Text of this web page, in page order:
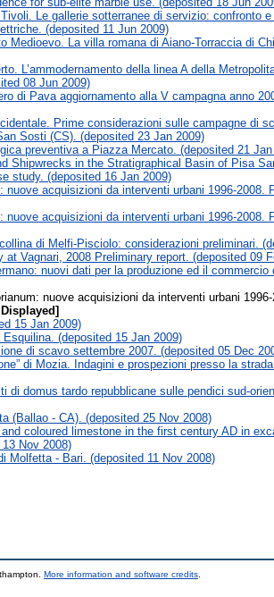
Le gallerie sotterranee di servizio: confronto
(deposited 11 Jun 2009)
Medioevo. La villa romana di Aiano-Torraccia di
L’ammodernamento della linea A della
08 Jun 2009)
di Pava aggiornamento alla V campagna anno
Prime considerazioni sulle campagne di
Sosti (CS). (deposited 23 Jan 2009)
preventiva a Piazza Mercato. (deposited 21
Shipwrecks in the Stratigraphical Basin of Pisa
study. (deposited 16 Jan 2009)
acquisizioni da interventi urbani 1996-2008.
acquisizioni da interventi urbani 1996-2008.
di Melfi-Pisciolo: considerazioni preliminari.
Vagnari, 2008 Preliminary report. (deposited 09
nuovi dati per la produzione ed il commercio
nuove acquisizioni da interventi urbani 1996-
15 Jan 2009)
(deposited 15 Jan 2009)
di scavo settembre 2007. (deposited 05 Dec
di Mozia. Indagini e prospezioni presso la
di domus tardo repubblicane sulle pendici sud-
(Ballao - CA). (deposited 25 Nov 2008)
coloured limestone in the first century AD in
Nov 2008)
Molfetta - Bari. (deposited 11 Nov 2008)
More information and software credits